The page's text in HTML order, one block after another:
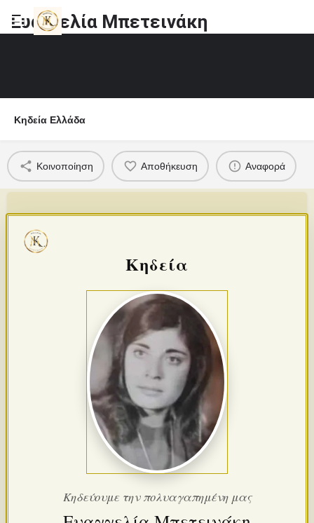
Ευαγγελία Μπετεινάκη
Κηδεία Ελλάδα
Κοινοποίηση Αποθήκευση Αναφορά
Κηδεία
Κηδεύουμε την πολυαγαπημένη μας